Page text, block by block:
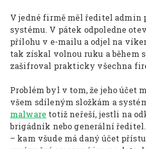
V jedné firmě měl ředitel admin
systému. V pátek odpoledne
přílohu v e-mailu a odjel na
tak získal volnou ruku a během
zašifroval prakticky všechna
Problém byl v tom, že jeho účet
všem sdíleným složkám a
malware totiž neřeší, jestli na
brigádník nebo generální
– kam všude má daný účet